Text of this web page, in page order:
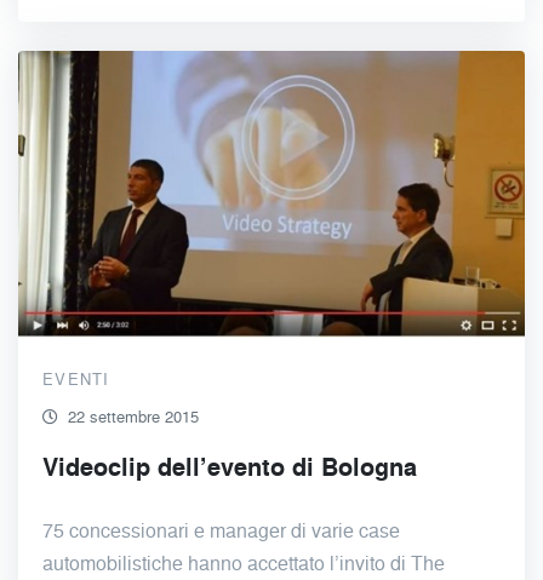
EVENTI
22 settembre 2015
Videoclip dell’evento di Bologna
75 concessionari e manager di varie case
automobilistiche hanno accettato l’invito di The